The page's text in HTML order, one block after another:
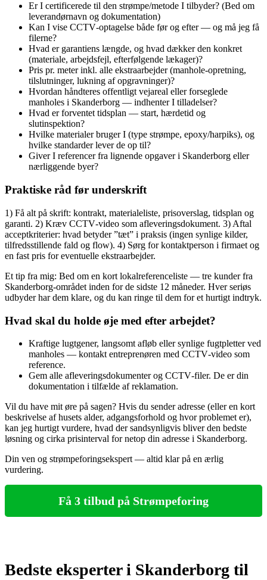
Er I certificerede til den strømpe/metode I tilbyder? (Bed om
leverandørnavn og dokumentation)
Kan I vise CCTV‑optagelse både før og efter — og må jeg få
filerne?
Hvad er garantiens længde, og hvad dækker den konkret
(materiale, arbejdsfejl, efterfølgende lækager)?
Pris pr. meter inkl. alle ekstraarbejder (manhole‑opretning,
tilslutninger, lukning af opgravninger)?
Hvordan håndteres offentligt vejareal eller forseglede
manholes i Skanderborg — indhenter I tilladelser?
Hvad er forventet tidsplan — start, hærdetid og
slutinspektion?
Hvilke materialer bruger I (type strømpe, epoxy/harpiks), og
hvilke standarder lever de op til?
Giver I referencer fra lignende opgaver i Skanderborg eller
nærliggende byer?
Praktiske råd før underskrift
1) Få alt på skrift: kontrakt, materialeliste, prisoverslag, tidsplan og
garanti. 2) Kræv CCTV‑video som afleveringsdokument. 3) Aftal
acceptkriterier: hvad betyder ”tæt” i praksis (ingen synlige kilder,
tilfredsstillende fald og flow). 4) Sørg for kontaktperson i firmaet og
en fast pris for eventuelle ekstraarbejder.
Et tip fra mig: Bed om en kort lokalreferenceliste — tre kunder fra
Skanderborg‑området inden for de sidste 12 måneder. Hver seriøs
udbyder har dem klare, og du kan ringe til dem for et hurtigt indtryk.
Hvad skal du holde øje med efter arbejdet?
Kraftige lugtgener, langsomt afløb eller synlige fugtpletter ved
manholes — kontakt entreprenøren med CCTV‑video som
reference.
Gem alle afleveringsdokumenter og CCTV‑filer. De er din
dokumentation i tilfælde af reklamation.
Vil du have mit øre på sagen? Hvis du sender adresse (eller en kort
beskrivelse af husets alder, adgangsforhold og hvor problemet er),
kan jeg hurtigt vurdere, hvad der sandsynligvis bliver den bedste
løsning og cirka prisinterval for netop din adresse i Skanderborg.
Din ven og strømpeforingsekspert — altid klar på en ærlig
vurdering.
Få 3 tilbud på Strømpeforing
Bedste eksperter i Skanderborg til